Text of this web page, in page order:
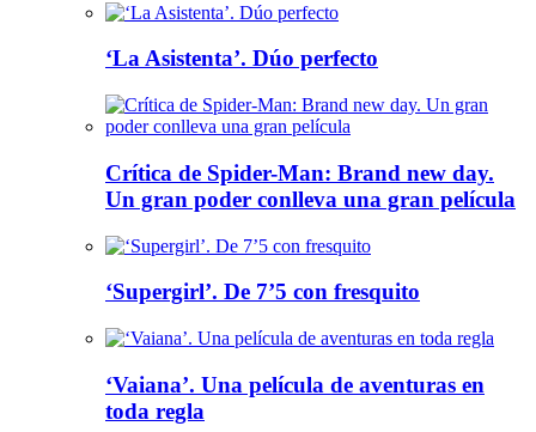
‘La Asistenta’. Dúo perfecto
Crítica de Spider-Man: Brand new day.
Un gran poder conlleva una gran película
‘Supergirl’. De 7’5 con fresquito
‘Vaiana’. Una película de aventuras en
toda regla